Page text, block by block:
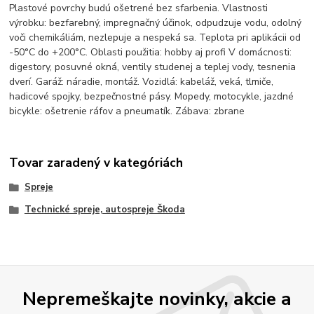
Plastové povrchy budú ošetrené bez sfarbenia. Vlastnosti
výrobku: bezfarebný, impregnačný účinok, odpudzuje vodu, odolný
voči chemikáliám, nezlepuje a nespeká sa. Teplota pri aplikácii od
-50°C do +200°C. Oblasti použitia: hobby aj profi V domácnosti:
digestory, posuvné okná, ventily studenej a teplej vody, tesnenia
dverí. Garáž: náradie, montáž. Vozidlá: kabeláž, veká, tlmiče,
hadicové spojky, bezpečnostné pásy. Mopedy, motocykle, jazdné
bicykle: ošetrenie ráfov a pneumatík. Zábava: zbrane
Tovar zaradený v kategóriách
Spreje
Technické spreje, autospreje Škoda
Nepremeškajte novinky, akcie a